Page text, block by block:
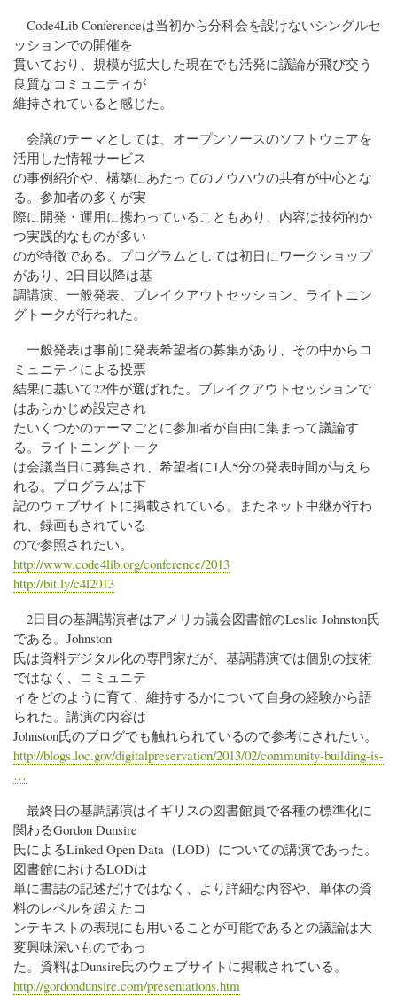
Code4Lib Conferenceは当初から分科会を設けないシングルセ
ッションでの開催を
貫いており、規模が拡大した現在でも活発に議論が飛び交う
良質なコミュニティが
維持されていると感じた。
会議のテーマとしては、オープンソースのソフトウェアを
活用した情報サービス
の事例紹介や、構築にあたってのノウハウの共有が中心とな
る。参加者の多くが実
際に開発・運用に携わっていることもあり、内容は技術的か
つ実践的なものが多い
のが特徴である。プログラムとしては初日にワークショップ
があり、2日目以降は基
調講演、一般発表、ブレイクアウトセッション、ライトニン
グトークが行われた。
一般発表は事前に発表希望者の募集があり、その中からコ
ミュニティによる投票
結果に基いて22件が選ばれた。ブレイクアウトセッションで
はあらかじめ設定され
たいくつかのテーマごとに参加者が自由に集まって議論す
る。ライトニングトーク
は会議当日に募集され、希望者に1人5分の発表時間が与えら
れる。プログラムは下
記のウェブサイトに掲載されている。またネット中継が行わ
れ、録画もされている
ので参照されたい。
http://www.code4lib.org/conference/2013
http://bit.ly/c4l2013
2日目の基調講演者はアメリカ議会図書館のLeslie Johnston氏
である。Johnston
氏は資料デジタル化の専門家だが、基調講演では個別の技術
ではなく、コミュニテ
ィをどのように育て、維持するかについて自身の経験から語
られた。講演の内容は
Johnston氏のブログでも触れられているので参考にされたい。
http://blogs.loc.gov/digitalpreservation/2013/02/community-building-is-
…
最終日の基調講演はイギリスの図書館員で各種の標準化に
関わるGordon Dunsire
氏によるLinked Open Data（LOD）についての講演であった。
図書館におけるLODは
単に書誌の記述だけではなく、より詳細な内容や、単体の資
料のレベルを超えたコ
ンテキストの表現にも用いることが可能であるとの議論は大
変興味深いものであっ
た。資料はDunsire氏のウェブサイトに掲載されている。
http://gordondunsire.com/presentations.htm